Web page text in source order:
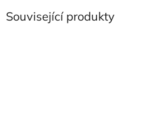
Související produkty